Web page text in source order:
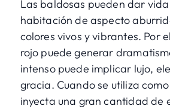
Las baldosas pueden dar
habitación de aspecto
colores vivos y vibrantes. Por
rojo puede generar
intenso puede implicar lujo,
gracia. Cuando se utiliza
inyecta una gran cantidad de